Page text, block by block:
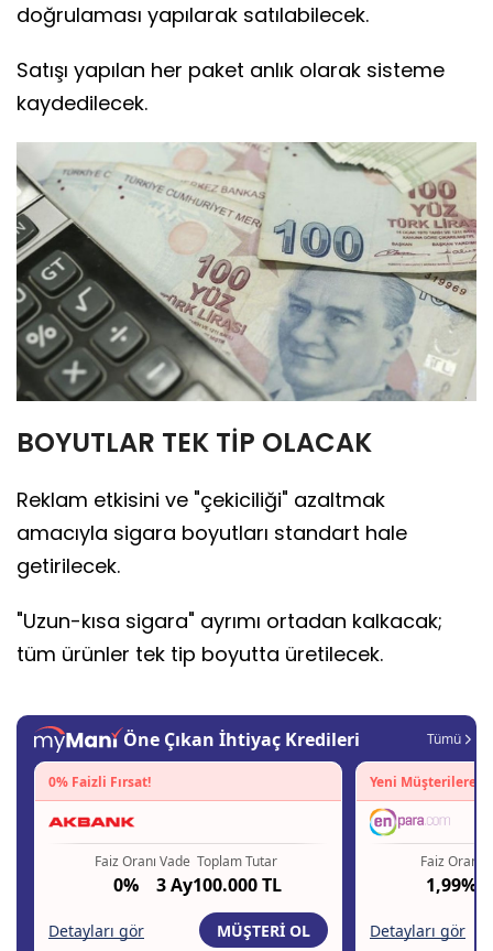
doğrulaması yapılarak satılabilecek.
Satışı yapılan her paket anlık olarak sisteme
kaydedilecek.
BOYUTLAR TEK TİP OLACAK
Reklam etkisini ve "çekiciliği" azaltmak
amacıyla sigara boyutları standart hale
getirilecek.
"Uzun-kısa sigara" ayrımı ortadan kalkacak;
tüm ürünler tek tip boyutta üretilecek.